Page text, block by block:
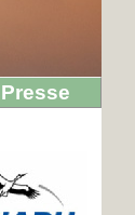
Presse